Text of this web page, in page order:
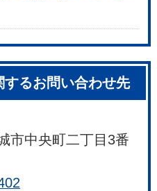
するお問い合わせ先
市中央町二丁目3番